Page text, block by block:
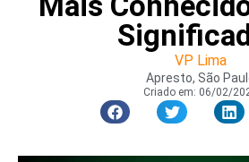
VP Lima
Apresto, São
Criado em: 06/02/